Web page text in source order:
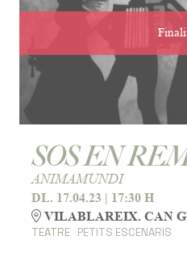
SOS EN
ANIMAMUNDI
DL. 17.04.23 | 17:30 H
VILABLAREIX. CAN
TEATRE PETITS ESCENARIS